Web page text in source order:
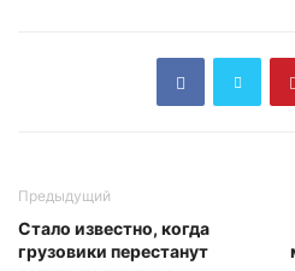
Предыдущий
Стало известно, когда
грузовики перестанут